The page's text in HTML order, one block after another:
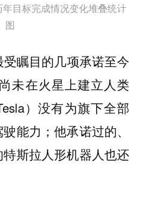
目标完成情况变化堆叠统计
图
瞩目的几项承诺至今
尚未在火星上建立人类
）没有为旗下全部
能力；他承诺过的、
斯拉人形机器人也还